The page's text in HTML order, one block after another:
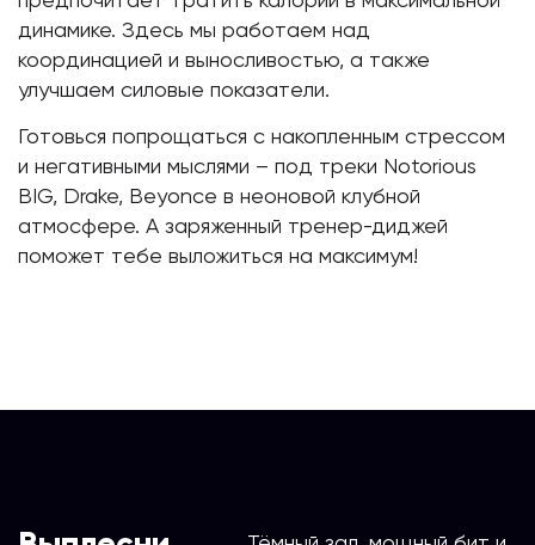
динамике. Здесь мы работаем над
координацией и выносливостью, а также
улучшаем силовые показатели.
Готовься попрощаться с накопленным стрессом
и негативными мыслями – под треки Notorious
BIG, Drake, Beyonce в неоновой клубной
атмосфере. А заряженный тренер-диджей
поможет тебе выложиться на максимум!